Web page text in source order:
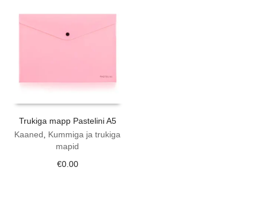
Trukiga mapp Pastelini A5
Kaaned, Kummiga ja trukiga
mapid
€0.00